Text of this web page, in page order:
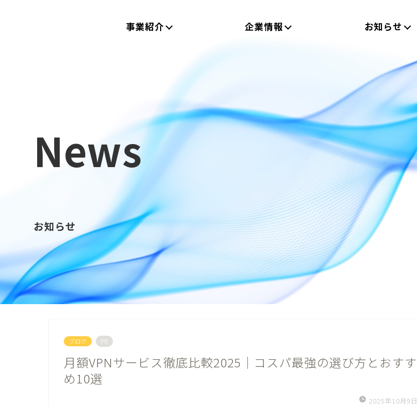
事業紹介 企業情報 お知らせ
News
お知らせ
ブログ PR
月額VPNサービス徹底比較2025｜コスパ最強の選び方とおすす
め10選
2025年10月9日